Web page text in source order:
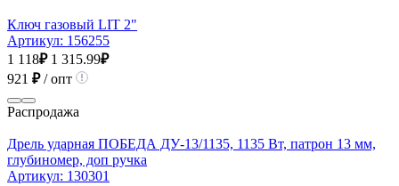
Ключ газовый LIT 2"
Артикул: 156255
1 118₽ 1 315.99₽
921 ₽/ опт
Распродажа
Дрель ударная ПОБЕДА ДУ-13/1135, 1135 Вт, патрон 13 мм,
глубиномер, доп ручка
Артикул: 130301